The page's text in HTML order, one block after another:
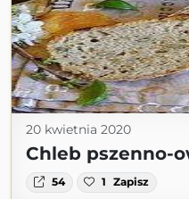
20 kwietnia 2020
Chleb pszenno-
54 1 Zapisz